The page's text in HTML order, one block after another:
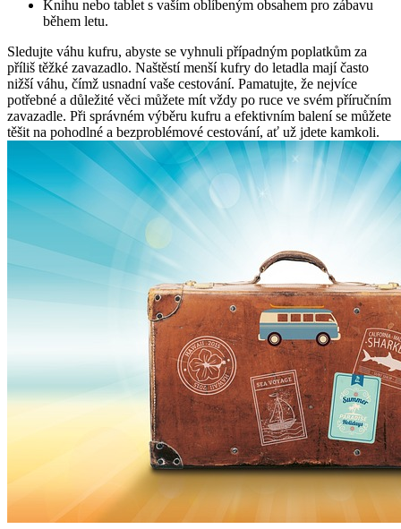
Knihu nebo tablet s vaším oblíbeným obsahem pro zábavu
během letu.
Sledujte váhu kufru, abyste se vyhnuli případným poplatkům za
příliš těžké zavazadlo. Naštěstí menší kufry do letadla mají často
nižší váhu, čímž usnadní vaše cestování. Pamatujte, že nejvíce
potřebné a důležité věci můžete mít vždy po ruce ve svém příručním
zavazadle. Při správném výběru kufru a efektivním balení se můžete
těšit na pohodlné a bezproblémové cestování, ať už jdete kamkoli.